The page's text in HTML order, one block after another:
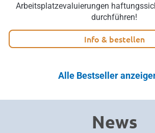
Arbeitsplatzevaluierungen
durchführen!
Info & bestellen
Alle Bestseller
News